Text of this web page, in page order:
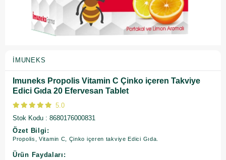
İMUNEKS
Imuneks Propolis Vitamin C Çinko içeren Takviye
Edici Gıda 20 Efervesan Tablet
5.0
Stok Kodu
8680176000831
Özet Bilgi:
Propolis, Vitamin C, Çinko içeren takviye Edici Gıda.
Ürün Faydaları: